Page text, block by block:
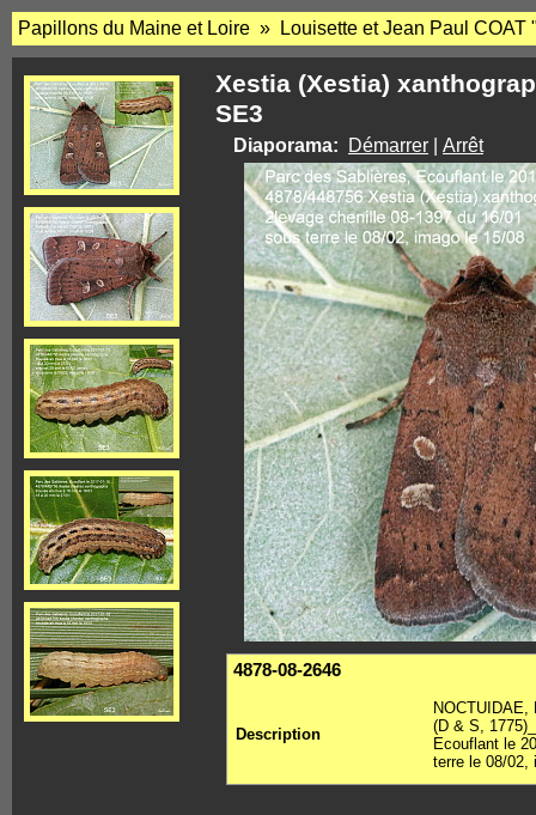
Papillons du Maine et Loire » Louisette et Jean Paul